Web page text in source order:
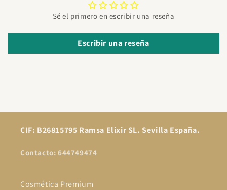
Sé el primero en escribir una reseña
Escribir una reseña
CIF: B26815795 Ramsa Elixir SL. Sevilla España.
Contacto: 644749474
Cosmética Premium